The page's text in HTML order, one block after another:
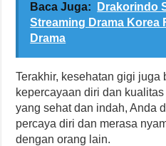
Baca Juga:
Drakorindo
Streaming Drama Korea
Drama
Terakhir, kesehatan gigi juga
kepercayaan diri dan
yang sehat dan indah, Anda
percaya diri dan merasa
dengan orang lain.